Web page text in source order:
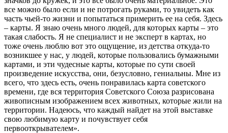
все можно было если и не потрогать руками, то увидеть как
часть чьей-то жизни и попытаться примерить ее на себя. Здесь
– карты. Я знаю очень много людей, для которых карты – это
такая слабость. Я не специалист и не эксперт в картах, но
тоже очень люблю вот это ощущение, из детства откуда-то
возникшее у нас, у людей, которые пользовались бумажными
картами, и эти чудесные карты, которые по сути своей
произведение искусства, они, безусловно, гениальны. Мне из
всего, что здесь есть, очень понравилась карта советского
времени, где вся территория Советского Союза разрисована
живописным изображением всех животных, которые жили на
территории. Надеюсь, что каждый найдет на этой выставке
свою любимую карту и почувствует себя
первооткрывателем».